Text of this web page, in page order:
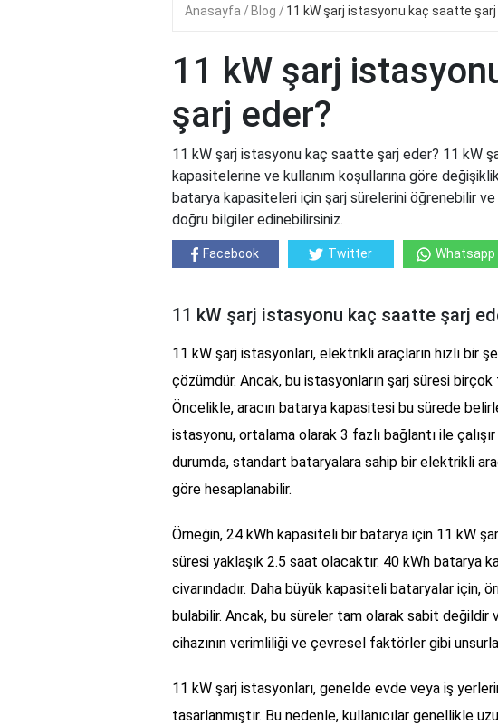
Anasayfa Blog 11 kW şarj istasyonu kaç saatte şarj
11 kW şarj
şarj eder?
11 kW şarj istasyonu kaç saatte şarj eder? 11 kW
kapasitelerine ve kullanım koşullarına göre
batarya kapasiteleri için şarj sürelerini öğrenebilir
doğru bilgiler edinebilirsiniz.
Facebook Twitter Whatsapp
11 kW şarj istasyonu kaç saatte şarj
11 kW şarj istasyonları, elektrikli araçların hızlı bir
çözümdür. Ancak, bu istasyonların şarj süresi
Öncelikle, aracın batarya kapasitesi bu sürede
istasyonu, ortalama olarak 3 fazlı bağlantı ile
durumda, standart bataryalara sahip bir elektrikli
göre hesaplanabilir.
Örneğin, 24 kWh kapasiteli bir batarya için 11 kW
süresi yaklaşık 2.5 saat olacaktır. 40 kWh batarya
civarındadır. Daha büyük kapasiteli bataryalar için,
bulabilir. Ancak, bu süreler tam olarak sabit değildir
cihazının verimliliği ve çevresel faktörler gibi
11 kW şarj istasyonları, genelde evde veya iş
tasarlanmıştır. Bu nedenle, kullanıcılar genellikle